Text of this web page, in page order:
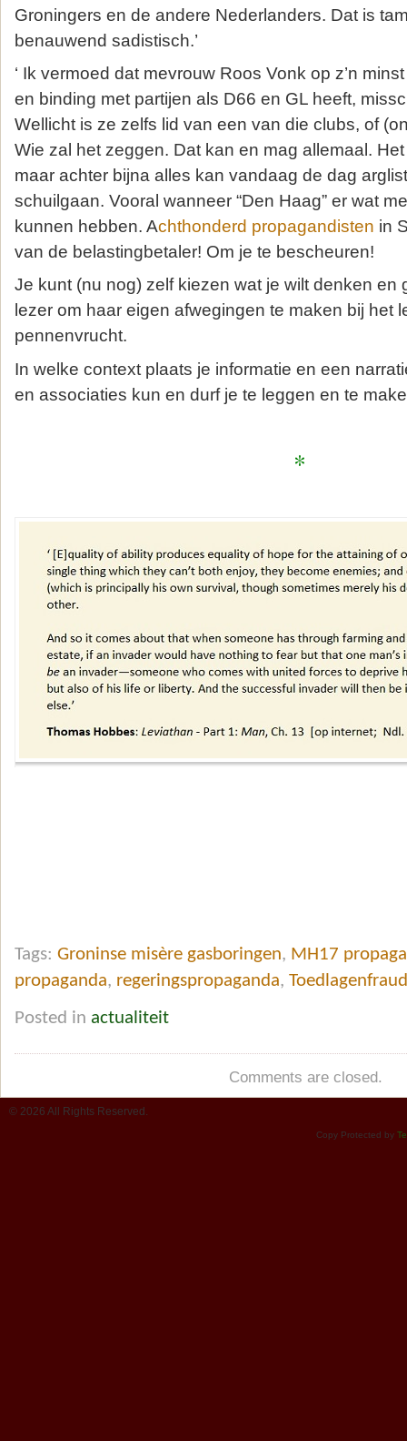
Groningers en de andere Nederlanders. Dat is
benauwend sadistisch.’
‘ Ik vermoed dat mevrouw Roos Vonk op z’n
en binding met partijen als D66 en GL heeft,
Wellicht is ze zelfs lid van een van die clubs, of
Wie zal het zeggen. Dat kan en mag allemaal.
maar achter bijna alles kan vandaag de dag
schuilgaan. Vooral wanneer “Den Haag” er wat
kunnen hebben. Achthonderd propagandisten in
van de belastingbetaler! Om je te bescheuren!
Je kunt (nu nog) zelf kiezen wat je wilt denken en
lezer om haar eigen afwegingen te maken bij het
pennenvrucht.
In welke context plaats je informatie en een
en associaties kun en durf je te leggen en te
*
Tags: Groninse misère gasboringen, MH17
propaganda, regeringspropaganda,
Posted in actualiteit
Comments are closed.
© 2026 All Rights Reserved.
Copy Protected by